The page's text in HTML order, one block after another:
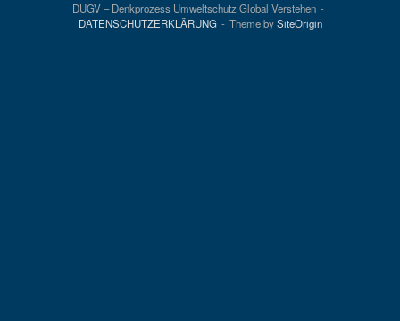
DUGV – Denkprozess Umweltschutz Global Verstehen
DATENSCHUTZERKLÄRUNG
Theme bySiteOrigin